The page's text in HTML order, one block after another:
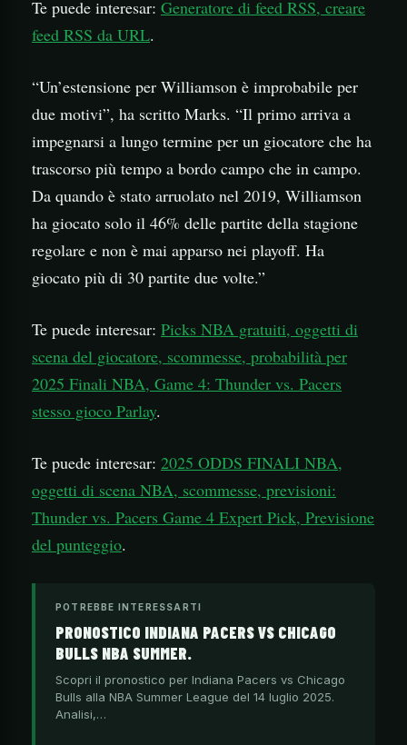
Te puede interesar: Generatore di feed RSS, creare
feed RSS da URL.
“Un’estensione per Williamson è improbabile per
due motivi”, ha scritto Marks. “Il primo arriva a
impegnarsi a lungo termine per un giocatore che ha
trascorso più tempo a bordo campo che in campo.
Da quando è stato arruolato nel 2019, Williamson
ha giocato solo il 46% delle partite della stagione
regolare e non è mai apparso nei playoff. Ha
giocato più di 30 partite due volte.”
Te puede interesar: Picks NBA gratuiti, oggetti di
scena del giocatore, scommesse, probabilità per
2025 Finali NBA, Game 4: Thunder vs. Pacers
stesso gioco Parlay.
Te puede interesar: 2025 ODDS FINALI NBA,
oggetti di scena NBA, scommesse, previsioni:
Thunder vs. Pacers Game 4 Expert Pick, Previsione
del punteggio.
POTREBBE INTERESSARTI
PRONOSTICO INDIANA PACERS VS CHICAGO
BULLS NBA SUMMER.
Scopri il pronostico per Indiana Pacers vs Chicago
Bulls alla NBA Summer League del 14 luglio 2025.
Analisi,…